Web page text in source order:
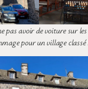
pas avoir de voiture sur
pour un village classé